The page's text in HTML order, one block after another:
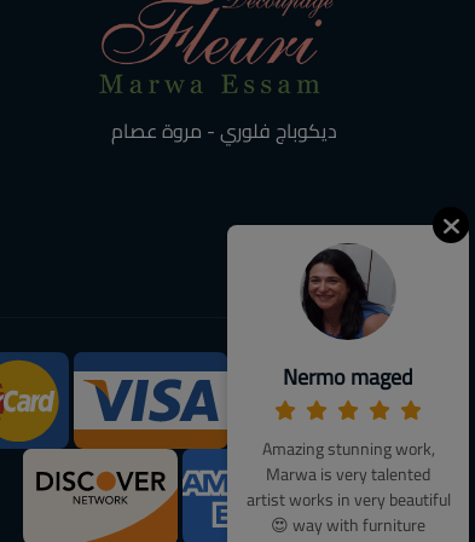
ديكوباج فلوري - مروة عصام
We Accept:
Nermo maged
Amazing stunning work,
Marwa is very talented
artist works in very beautiful
way with furniture 😍